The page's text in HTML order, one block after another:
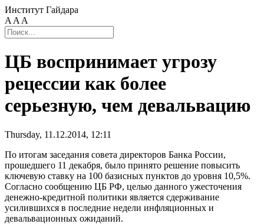
Институт Гайдара
A A A
ЦБ воспринимает угрозу
рецессии как более
серьезную, чем девальвацию
Thursday, 11.12.2014, 12:11
По итогам заседания совета директоров Банка России,
прошедшего 11 декабря, было принято решение повысить
ключевую ставку на 100 базисных пунктов до уровня 10,5%.
Согласно сообщению ЦБ РФ, целью данного ужесточения
денежно-кредитной политики является сдерживание
усилившихся в последние недели инфляционных и
девальвационных ожиданий.